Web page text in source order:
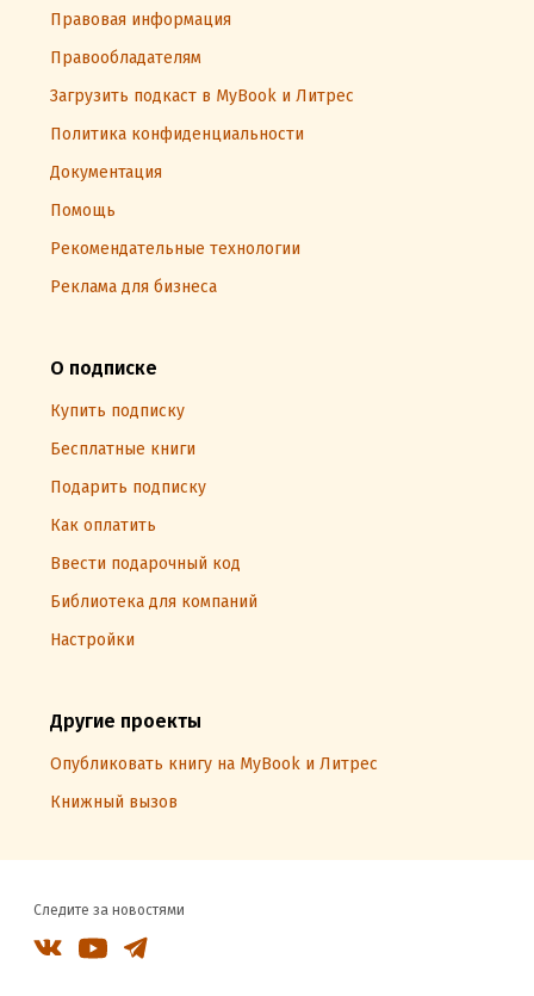
Правовая информация
Правообладателям
Загрузить подкаст в MyBook и Литрес
Политика конфиденциальности
Документация
Помощь
Рекомендательные технологии
Реклама для бизнеса
О подписке
Купить подписку
Бесплатные книги
Подарить подписку
Как оплатить
Ввести подарочный код
Библиотека для компаний
Настройки
Другие проекты
Опубликовать книгу на MyBook и Литрес
Книжный вызов
Следите за новостями